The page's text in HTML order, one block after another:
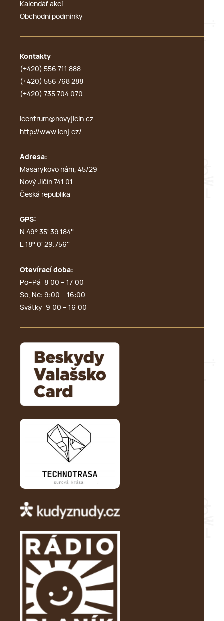
Kalendář akcí
Obchodní podmínky
Kontakty:
(+420) 556 711 888
(+420) 556 768 288
(+420) 735 704 070
icentrum@novyjicin.cz
http://www.icnj.cz/
Adresa:
Masarykovo nám, 45/29
Nový Jičín 741 01
Česká republika
GPS:
N 49° 35' 39.184''
E 18° 0' 29.756''
Otevírací doba:
Po–Pá: 8:00 – 17:00
So, Ne: 9:00 – 16:00
Svátky: 9:00 – 16:00